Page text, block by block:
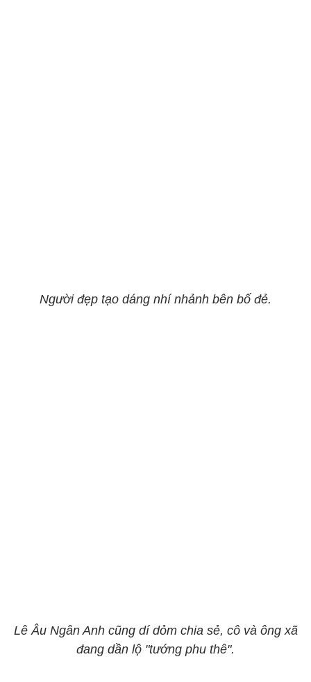
Người đẹp tạo dáng nhí nhảnh bên bố đẻ.
Lê Âu Ngân Anh cũng dí dỏm chia sẻ, cô và ông xã
đang dần lộ "tướng phu thê".